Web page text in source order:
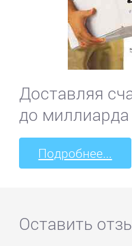
Доставляя
до
Подробнее...
Оставить